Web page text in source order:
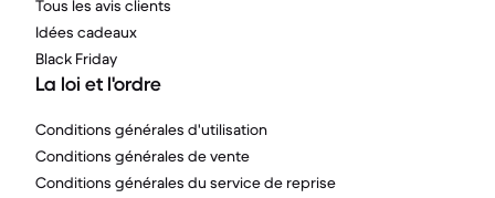
Tous les avis clients
Idées cadeaux
Black Friday
La loi et l'ordre
Conditions générales d'utilisation
Conditions générales de vente
Conditions générales du service de reprise